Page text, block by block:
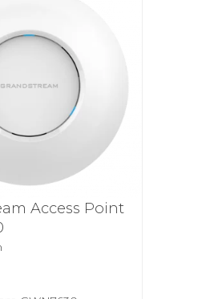
Access Point